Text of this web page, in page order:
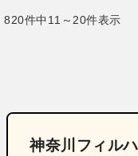
820件中11～20件表示
神奈川フィル